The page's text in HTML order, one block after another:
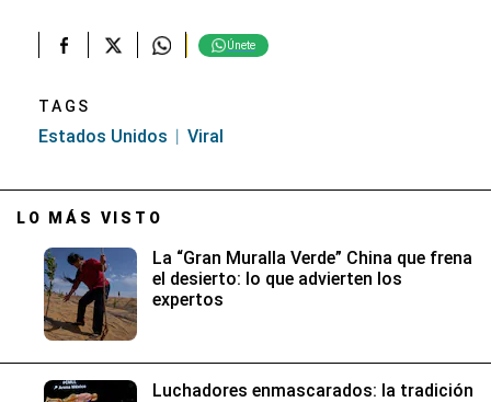
Únete
TAGS
Estados Unidos Viral
LO MÁS VISTO
La “Gran Muralla Verde” China que frena
el desierto: lo que advierten los
expertos
Luchadores enmascarados: la tradición